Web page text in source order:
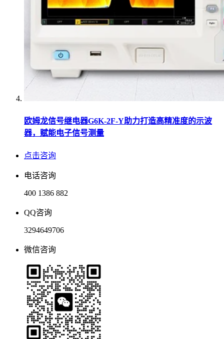
欧姆龙信号继电器G6K-2F-Y助力打造高精准度的示波
器，赋能电子信号测量
点击咨询
电话咨询
400 1386 882
QQ咨询
3294649706
微信咨询